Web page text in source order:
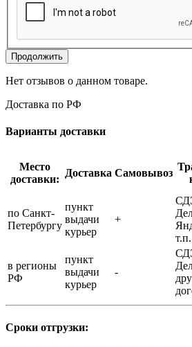
Продолжить
Нет отзывов о данном товаре.
Доставка по РФ
Варианты доставки
Место
доставки:
Доставка Самовывоз
по Санкт-
Петербургу
пункт
выдачи
курьер
+
т.п.
в регионы
РФ
пункт
выдачи
курьер
-
Сроки отгрузки: